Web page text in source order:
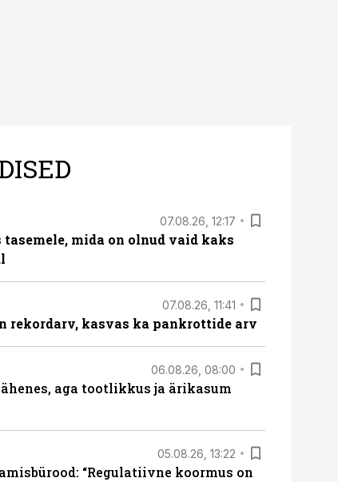
07.08.26, 12:17
mida on olnud vaid kaks
07.08.26, 11:41
rekordarv, kasvas ka pankrottide arv
06.08.26, 08:00
aga tootlikkus ja ärikasum
05.08.26, 13:22
“Regulatiivne koormus on